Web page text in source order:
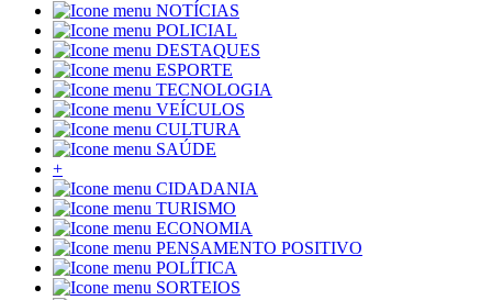
NOTÍCIAS
POLICIAL
DESTAQUES
ESPORTE
TECNOLOGIA
VEÍCULOS
CULTURA
SAÚDE
+
CIDADANIA
TURISMO
ECONOMIA
PENSAMENTO POSITIVO
POLÍTICA
SORTEIOS